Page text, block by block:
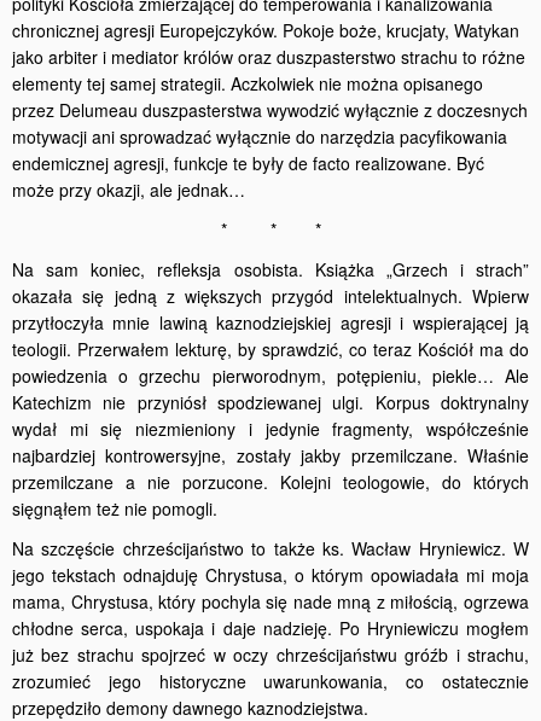
chronicznej agresji Europejczyków. Pokoje boże, krucjaty, Watykan
jako arbiter i mediator królów oraz duszpasterstwo strachu to różne
elementy tej samej strategii. Aczkolwiek nie można opisanego
przez Delumeau duszpasterstwa wywodzić wyłącznie z doczesnych
motywacji ani sprowadzać wyłącznie do narzędzia pacyfikowania
endemicznej agresji, funkcje te były de facto realizowane. Być
może przy okazji, ale jednak…
* * *
Na sam koniec, refleksja osobista. Książka „Grzech i strach”
okazała się jedną z większych przygód intelektualnych. Wpierw
przytłoczyła mnie lawiną kaznodziejskiej agresji i wspierającej ją
teologii. Przerwałem lekturę, by sprawdzić, co teraz Kościół ma do
powiedzenia o grzechu pierworodnym, potępieniu, piekle… Ale
Katechizm nie przyniósł spodziewanej ulgi. Korpus doktrynalny
wydał mi się niezmieniony i jedynie fragmenty, współcześnie
najbardziej kontrowersyjne, zostały jakby przemilczane. Właśnie
przemilczane a nie porzucone. Kolejni teologowie, do których
sięgnąłem też nie pomogli.
Na szczęście chrześcijaństwo to także ks. Wacław Hryniewicz. W
jego tekstach odnajduję Chrystusa, o którym opowiadała mi moja
mama, Chrystusa, który pochyla się nade mną z miłością, ogrzewa
chłodne serca, uspokaja i daje nadzieję. Po Hryniewiczu mogłem
już bez strachu spojrzeć w oczy chrześcijaństwu gróźb i strachu,
zrozumieć jego historyczne uwarunkowania, co ostatecznie
przepędziło demony dawnego kaznodziejstwa.